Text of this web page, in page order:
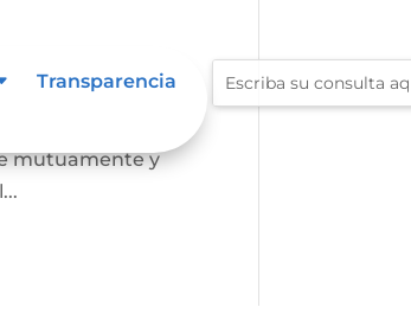
Transparencia
un hombre
mutuamente y